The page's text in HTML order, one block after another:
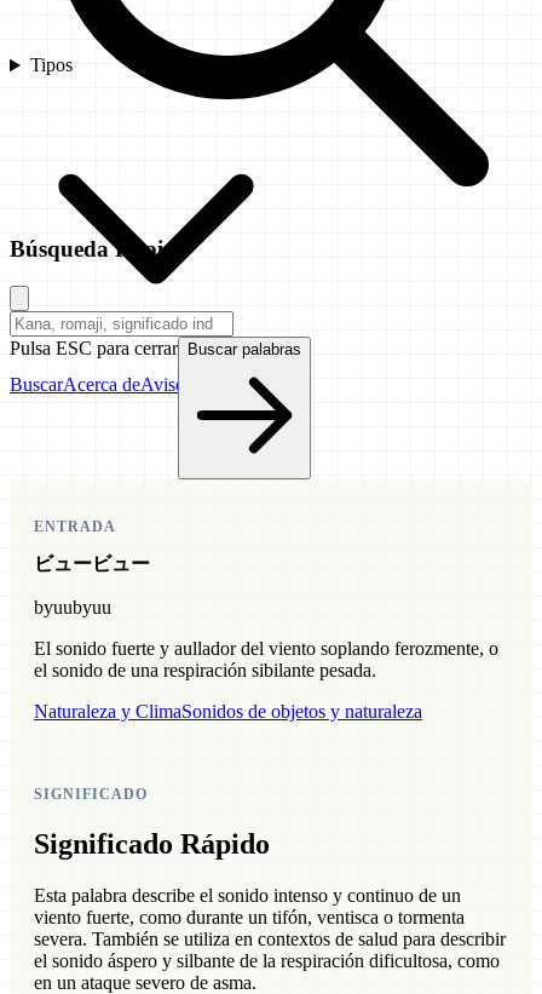
Tipos
BuscarAcerca deAviso
Búsqueda Rápida
Pulsa ESC para cerrar Buscar palabras
ENTRADA
ビュービュー
byuubyuu
El sonido fuerte y aullador del viento soplando ferozmente, o
el sonido de una respiración sibilante pesada.
Naturaleza y ClimaSonidos de objetos y naturaleza
SIGNIFICADO
Significado Rápido
Esta palabra describe el sonido intenso y continuo de un
viento fuerte, como durante un tifón, ventisca o tormenta
severa. También se utiliza en contextos de salud para describir
el sonido áspero y silbante de la respiración dificultosa, como
en un ataque severo de asma.